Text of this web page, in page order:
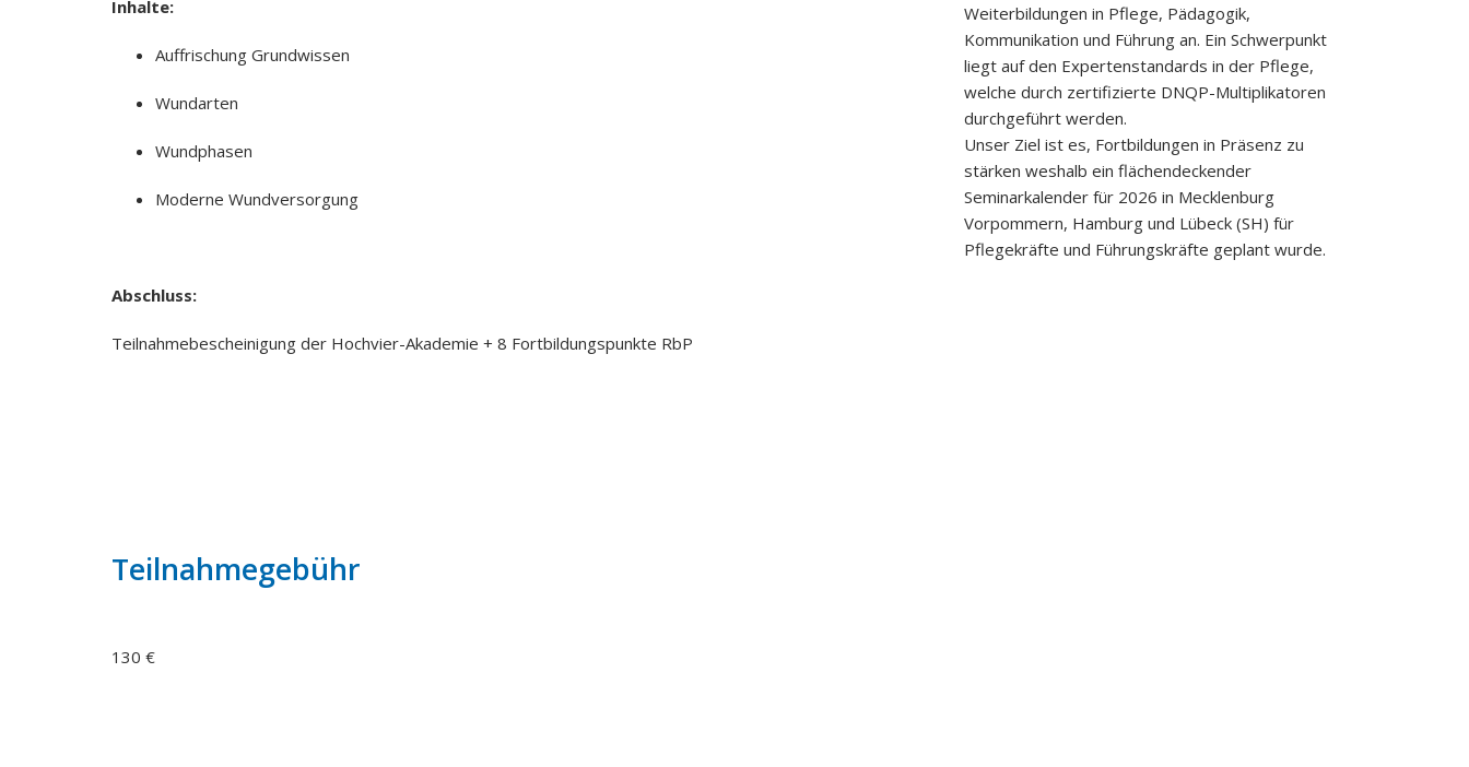
Inhalte:
Auffrischung Grundwissen
Wundarten
Wundphasen
Moderne Wundversorgung
Abschluss:
Teilnahmebescheinigung der Hochvier-Akademie + 8 Fortbildungspunkte RbP
Teilnahmegebühr
130 €
Weiterbildungen in Pflege, Pädagogik,
Kommunikation und Führung an. Ein Schwerpunkt
liegt auf den Expertenstandards in der Pflege,
welche durch zertifizierte DNQP-Multiplikatoren
durchgeführt werden.
Unser Ziel ist es, Fortbildungen in Präsenz zu
stärken weshalb ein flächendeckender
Seminarkalender für 2026 in Mecklenburg
Vorpommern, Hamburg und Lübeck (SH) für
Pflegekräfte und Führungskräfte geplant wurde.